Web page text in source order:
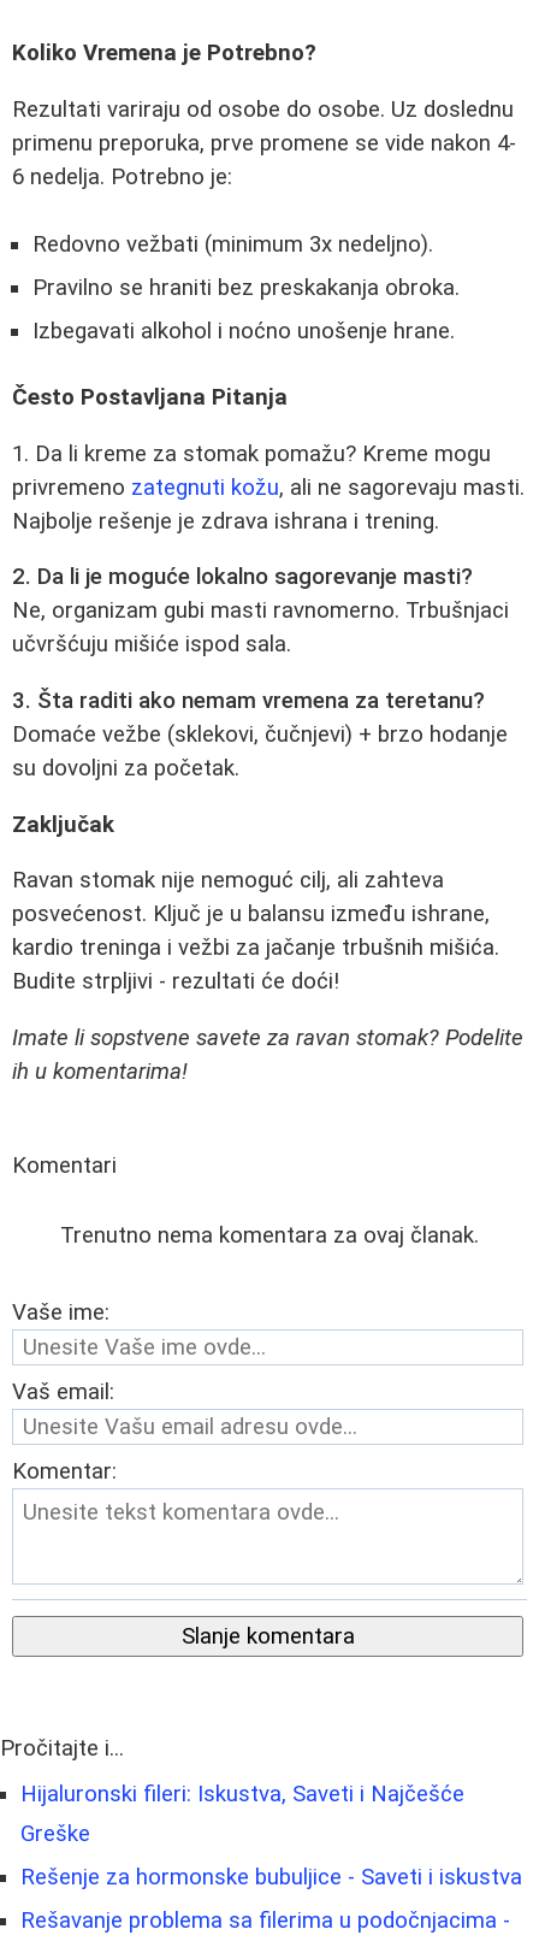
Koliko Vremena je Potrebno?
Rezultati variraju od osobe do osobe. Uz doslednu
primenu preporuka, prve promene se vide nakon 4-
6 nedelja. Potrebno je:
Redovno vežbati (minimum 3x nedeljno).
Pravilno se hraniti bez preskakanja obroka.
Izbegavati alkohol i noćno unošenje hrane.
Često Postavljana Pitanja
1. Da li kreme za stomak pomažu? Kreme mogu
privremeno zategnuti kožu, ali ne sagorevaju masti.
Najbolje rešenje je zdrava ishrana i trening.
2. Da li je moguće lokalno sagorevanje masti?
Ne, organizam gubi masti ravnomerno. Trbušnjaci
učvršćuju mišiće ispod sala.
3. Šta raditi ako nemam vremena za teretanu?
Domaće vežbe (sklekovi, čučnjevi) + brzo hodanje
su dovoljni za početak.
Zaključak
Ravan stomak nije nemoguć cilj, ali zahteva
posvećenost. Ključ je u balansu između ishrane,
kardio treninga i vežbi za jačanje trbušnih mišića.
Budite strpljivi - rezultati će doći!
Imate li sopstvene savete za ravan stomak? Podelite
ih u komentarima!
Komentari
Trenutno nema komentara za ovaj članak.
Vaše ime:
Vaš email:
Komentar:
Slanje komentara
Pročitajte i...
Hijaluronski fileri: Iskustva, Saveti i Najčešće
Greške
Rešenje za hormonske bubuljice - Saveti i iskustva
Rešavanje problema sa filerima u podočnjacima -